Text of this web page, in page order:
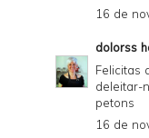
n
d
a
16 de
dolorss
Felicitas
deleitar-
petons
16 de